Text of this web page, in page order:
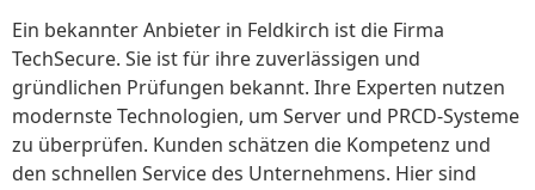
Ein bekannter Anbieter in Feldkirch ist die Firma
TechSecure. Sie ist für ihre zuverlässigen und
gründlichen Prüfungen bekannt. Ihre Experten nutzen
modernste Technologien, um Server und PRCD-Systeme
zu überprüfen. Kunden schätzen die Kompetenz und
den schnellen Service des Unternehmens. Hier sind